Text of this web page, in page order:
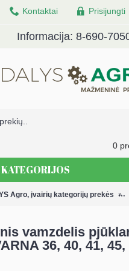
Kontaktai Prisijungti
Informacija: 8-690-
0
Agro, įvairių kategorijų prekės
vamzdelis
36, 40, 41, 45,